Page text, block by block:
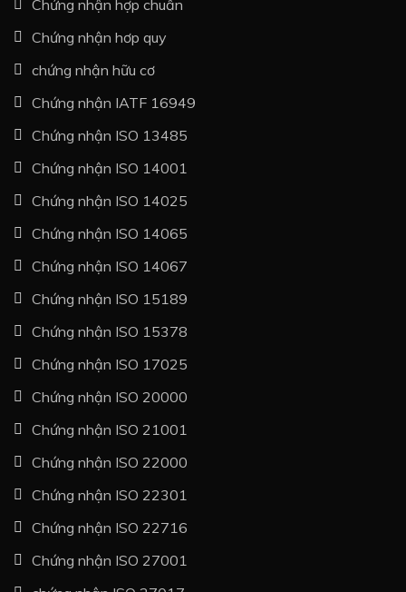
Chứng nhận hợp chuẩn
Chứng nhận hơp quy
chứng nhận hữu cơ
Chứng nhận IATF 16949
Chứng nhận ISO 13485
Chứng nhận ISO 14001
Chứng nhận ISO 14025
Chứng nhận ISO 14065
Chứng nhận ISO 14067
Chứng nhận ISO 15189
Chứng nhận ISO 15378
Chứng nhận ISO 17025
Chứng nhận ISO 20000
Chứng nhận ISO 21001
Chứng nhận ISO 22000
Chứng nhận ISO 22301
Chứng nhận ISO 22716
Chứng nhận ISO 27001